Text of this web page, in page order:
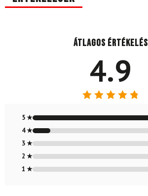
Átlagos értékelés
4.9
4.89/ 5
5 ★
4 ★
3 ★
2 ★
1 ★